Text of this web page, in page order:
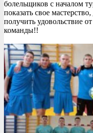
болельщиков с началом
показать свое
получить удовольствие
команды!!